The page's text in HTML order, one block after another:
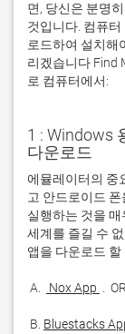
면, 당신은 분명
것입니다. 컴퓨
로드하여 설치해
리겠습니다 Find
로 컴퓨터에서:
1 : Windows
다운로드
에뮬레이터의 중
고 안드로이드
실행하는 것을
세계를 즐길 수
A. Nox App
B. Bluestacks